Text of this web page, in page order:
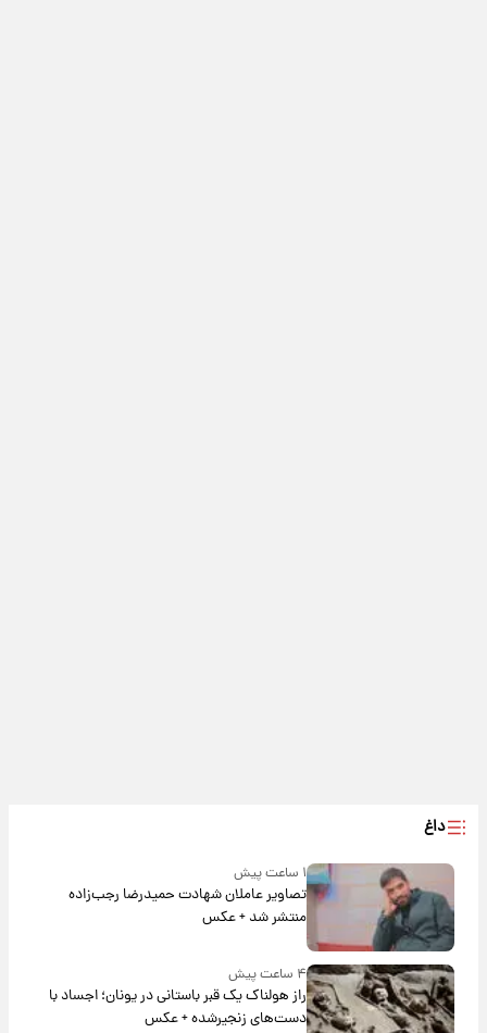
داغ
۱ ساعت پیش
تصاویر عاملان شهادت حمیدرضا رجب‌زاده
منتشر شد + عکس
۴ ساعت پیش
راز هولناک یک قبر باستانی در یونان؛ اجساد با
دست‌های زنجیرشده + عکس